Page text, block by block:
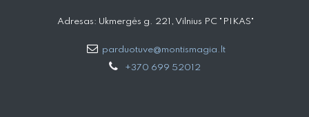
Adresas: Ukmergės g. 221, Vilnius PC "PIKAS"
parduotuve@montismagia.lt
+370 699 52012